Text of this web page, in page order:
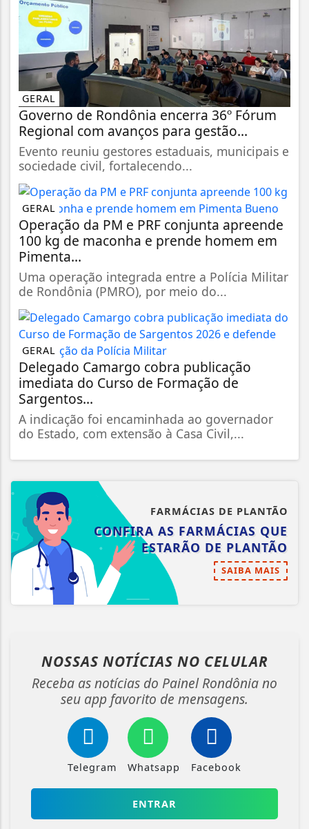
GERAL
Governo de Rondônia encerra 36º Fórum
Regional com avanços para gestão...
Evento reuniu gestores estaduais, municipais e
sociedade civil, fortalecendo...
GERAL
Operação da PM e PRF conjunta apreende
100 kg de maconha e prende homem em
Pimenta...
Uma operação integrada entre a Polícia Militar
de Rondônia (PMRO), por meio do...
GERAL
Delegado Camargo cobra publicação
imediata do Curso de Formação de
Sargentos...
A indicação foi encaminhada ao governador
do Estado, com extensão à Casa Civil,...
FARMÁCIAS DE PLANTÃO
CONFIRA AS FARMÁCIAS QUE
ESTARÃO DE PLANTÃO
SAIBA MAIS
NOSSAS NOTÍCIAS NO CELULAR
Receba as notícias do Painel Rondônia no
seu app favorito de mensagens.
Telegram Whatsapp Facebook
ENTRAR